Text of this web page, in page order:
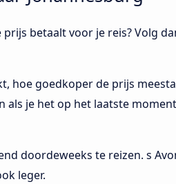
betaalt voor je reis? Volg
hoe goedkoper de prijs
als je het op het laatste
doordeweeks te reizen. s
leger.